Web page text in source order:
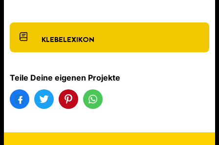
KLEBELEXIKON
Teile Deine eigenen Projekte